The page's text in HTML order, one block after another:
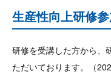
生産性向上研修
研修を受講した方から、
ただいております。（